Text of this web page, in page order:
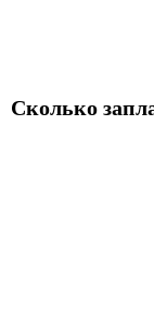
Сколько